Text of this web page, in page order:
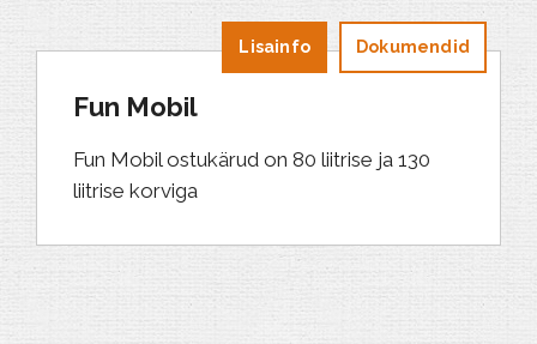
Lisainfo Dokumendid
Fun Mobil
Fun Mobil ostukärud on 80 liitrise ja 130
liitrise korviga